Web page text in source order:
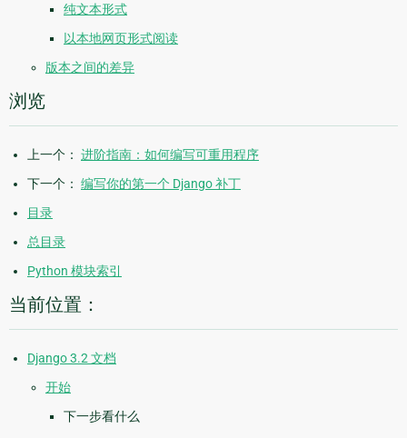
纯文本形式
以本地网页形式阅读
版本之间的差异
浏览
上一个： 进阶指南：如何编写可重用程序
下一个： 编写你的第一个 Django 补丁
目录
总目录
Python 模块索引
当前位置：
Django 3.2 文档
开始
下一步看什么